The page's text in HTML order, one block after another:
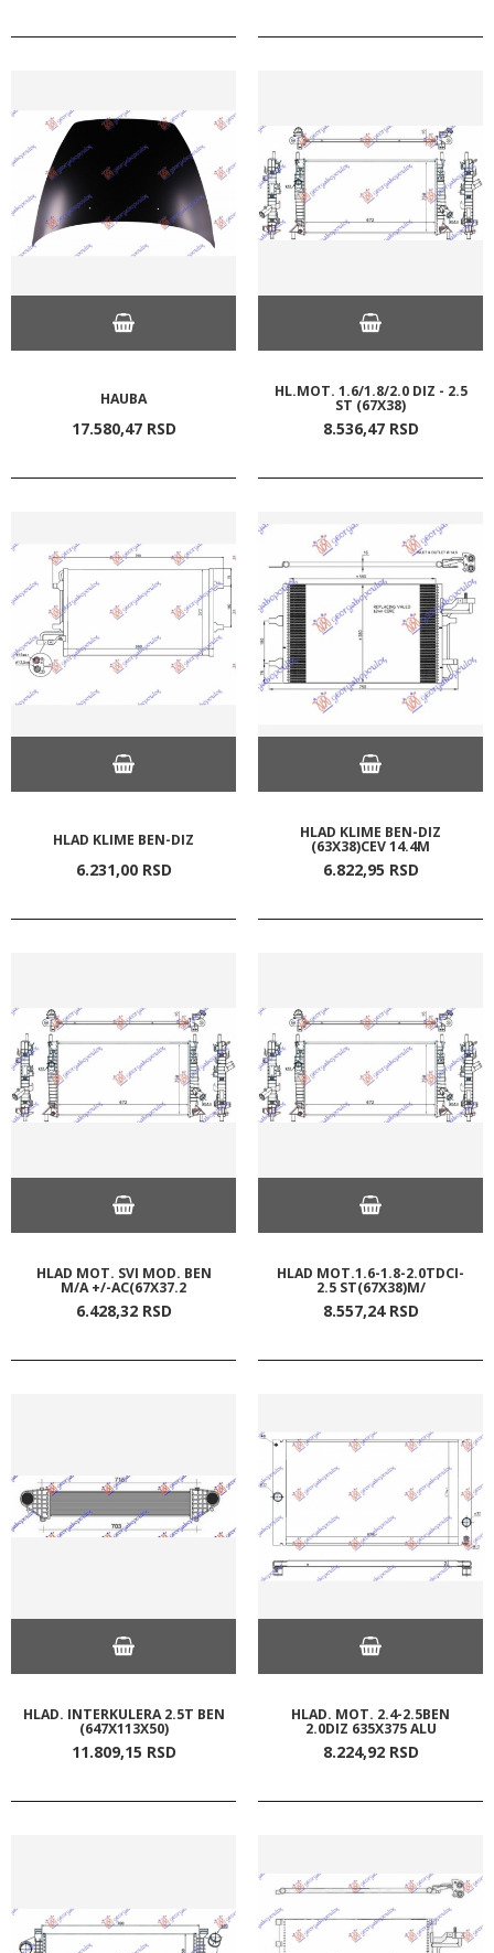
HAUBA
17.580,47 RSD
HL.MOT. 1.6/1.8/2.0 DIZ - 2.5
ST (67X38)
8.536,47 RSD
HLAD KLIME BEN-DIZ
6.231,00 RSD
HLAD KLIME BEN-DIZ
(63X38)CEV 14.4M
6.822,95 RSD
HLAD MOT. SVI MOD. BEN
M/A +/-AC(67X37.2
6.428,32 RSD
HLAD MOT.1.6-1.8-2.0TDCI-
2.5 ST(67X38)M/
8.557,24 RSD
HLAD. INTERKULERA 2.5T BEN
(647X113X50)
11.809,15 RSD
HLAD. MOT. 2.4-2.5BEN
2.0DIZ 635X375 ALU
8.224,92 RSD